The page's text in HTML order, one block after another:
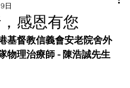
感恩有您
日
基督教信義會安老院舍外
物理治療師 - 陳浩誠先生